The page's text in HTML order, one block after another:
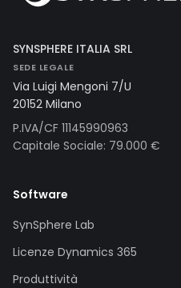
SYNSPHERE ITALIA SRL
SEDE LEGALE
Via Luigi Mengoni 7/U
20152 Milano
P.IVA/CF 11145990963
Capitale Sociale: 79.000 €
Software
SynSphere Lab
Licenze Dynamics 365
Produttività